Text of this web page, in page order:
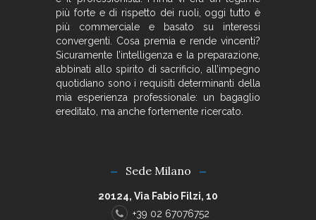
più forte e di rispetto dei ruoli, oggi tutto è
più commerciale e basato su interessi
convergenti. Cosa premia e rende vincenti?
Sicuramente l’intelligenza e la preparazione,
abbinati allo spirito di sacrificio, all’impegno
quotidiano sono i requisiti determinanti della
mia esperienza professionale: un bagaglio
ereditato, ma anche fortemente ricercato.
Sede Milano
20124, Via Fabio Filzi, 10
+39 02 67076752